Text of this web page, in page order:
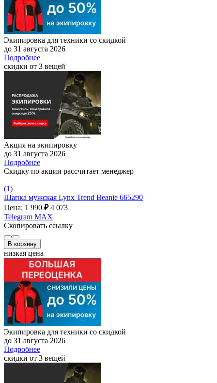
Экипировка для техники со скидкой
до 31 августа 2026
Подробнее
скидки от 3 вещей
Акция на экипировку
до 31 августа 2026
Подробнее
Скидку по акции рассчитает менеджер
(1)
Шапка мужская Lynx Trend Beanie 665290
Цена: 1 990 ₽ 4 073
Telegram MAX
Скопировать ссылку
В корзину
низкая цена
Экипировка для техники со скидкой
до 31 августа 2026
Подробнее
скидки от 3 вещей